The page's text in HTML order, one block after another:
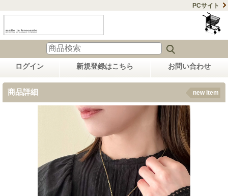
PCサイト
ログイン 新規登録はこちら お問い合わせ
商品詳細 new item